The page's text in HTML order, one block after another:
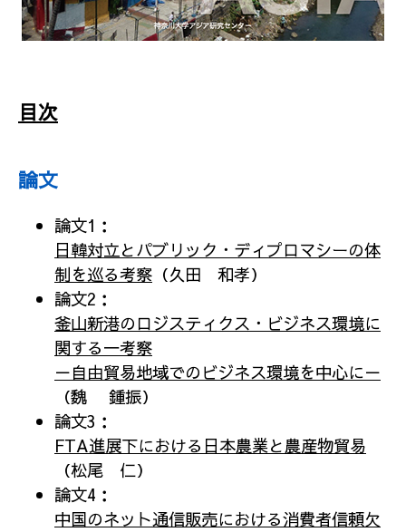
目次
論文
論文1：
日韓対立とパブリック・ディプロマシーの体
制を巡る考察 （久田 和孝）
論文2：
釜山新港のロジスティクス・ビジネス環境に
関する一考察
－自由貿易地域でのビジネス環境を中心に－
（魏 鍾振）
論文3：
FTA進展下における日本農業と農産物貿易
（松尾 仁）
論文4：
中国のネット通信販売における消費者信頼欠